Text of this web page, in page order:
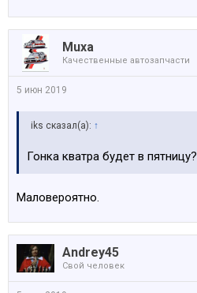
Muxa
Качественные автозапчасти
5 июн 2019
iks сказал(а): ↑
Гонка кватра будет в пятницу?
Маловероятно.
Andrey45
Свой человек